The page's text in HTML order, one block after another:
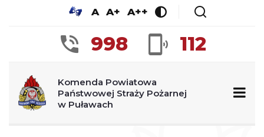
A A+ A++
998 112
Komenda Powiatowa
Państwowej Straży Pożarnej
w Puławach